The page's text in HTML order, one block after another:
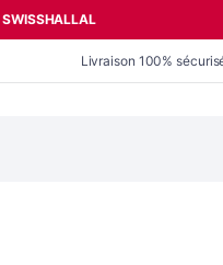
SWISSHALLAL
Livraison 100%